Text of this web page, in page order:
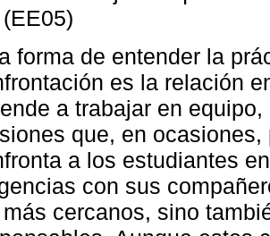
(EE05)
forma de entender la
es la relación
a trabajar en
que, en
a los estudiantes
con sus
cercanos, sino